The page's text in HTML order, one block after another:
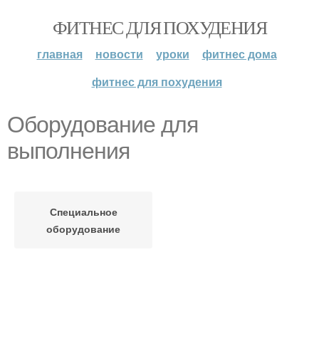
ФИТНЕС ДЛЯ ПОХУДЕНИЯ
главная новости уроки
фитнес дома
фитнес для похудения
Оборудование для
выполнения
Специальное
оборудование